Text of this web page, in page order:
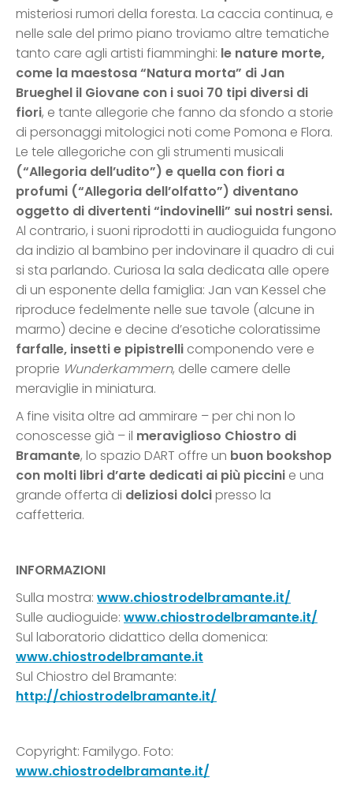
misteriosi rumori della foresta. La caccia continua, e
nelle sale del primo piano troviamo altre tematiche
tanto care agli artisti fiamminghi: le nature morte,
come la maestosa “Natura morta” di Jan
Brueghel il Giovane con i suoi 70 tipi diversi di
fiori, e tante allegorie che fanno da sfondo a storie
di personaggi mitologici noti come Pomona e Flora.
Le tele allegoriche con gli strumenti musicali
(“Allegoria dell’udito”) e quella con fiori a
profumi (“Allegoria dell’olfatto”) diventano
oggetto di divertenti “indovinelli” sui nostri sensi.
Al contrario, i suoni riprodotti in audioguida fungono
da indizio al bambino per indovinare il quadro di cui
si sta parlando. Curiosa la sala dedicata alle opere
di un esponente della famiglia: Jan van Kessel che
riproduce fedelmente nelle sue tavole (alcune in
marmo) decine e decine d’esotiche coloratissime
farfalle, insetti e pipistrelli componendo vere e
proprie Wunderkammern, delle camere delle
meraviglie in miniatura.
A fine visita oltre ad ammirare – per chi non lo
conoscesse già – il meraviglioso Chiostro di
Bramante, lo spazio DART offre un buon bookshop
con molti libri d’arte dedicati ai più piccini e una
grande offerta di deliziosi dolcipresso la
caffetteria.
INFORMAZIONI
Sulla mostra: www.chiostrodelbramante.it/
Sulle audioguide: www.chiostrodelbramante.it/
Sul laboratorio didattico della domenica:
www.chiostrodelbramante.it
Sul Chiostro del Bramante:
http://chiostrodelbramante.it/
Copyright: Familygo. Foto:
www.chiostrodelbramante.it/